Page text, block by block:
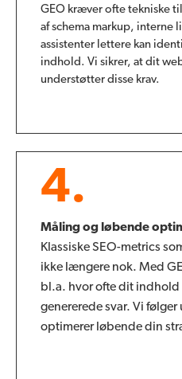
GEO kræver ofte tekniske
af schema markup, interne
assistenter lettere kan
indhold. Vi sikrer, at dit
understøtter disse krav.
4.
Måling og løbende
Klassiske SEO-metrics
ikke længere nok. Med
bl.a. hvor ofte dit indhold
genererede svar. Vi
optimerer løbende din